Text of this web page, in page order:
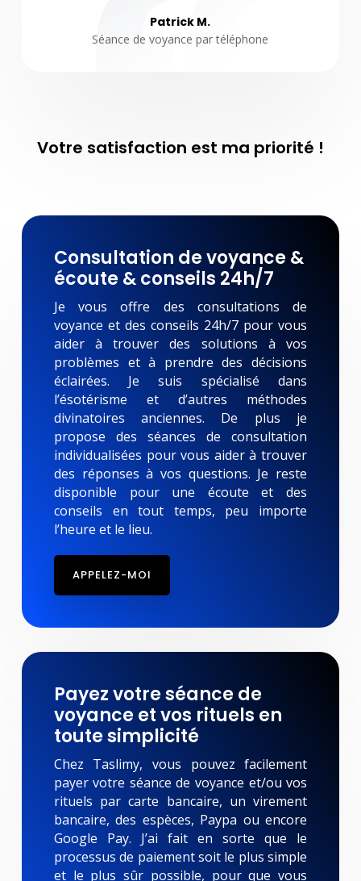
Patrick M.
Séance de voyance par téléphone
Votre satisfaction est ma priorité !
Consultation de voyance &
écoute & conseils 24h/7
Je vous offre des consultations de
voyance et des conseils 24h/7 pour vous
aider à trouver des solutions à vos
problèmes et à prendre des décisions
éclairées. Je suis spécialisé dans
l’ésotérisme et d’autres méthodes
divinatoires anciennes. De plus je
propose des séances de consultation
individualisées pour vous aider à trouver
des réponses à vos questions. Je reste
disponible pour une écoute et des
conseils en tout temps, peu importe
l’heure et le lieu.
APPELEZ-MOI
Payez votre séance de
voyance et vos rituels en
toute simplicité
Chez Taslimy, vous pouvez facilement
payer votre séance de voyance et/ou vos
rituels par carte bancaire, un virement
bancaire, des espèces, Paypa ou encore
Google Pay. J’ai fait en sorte que le
processus de paiement soit le plus simple
et le plus sûr possible, pour que vous